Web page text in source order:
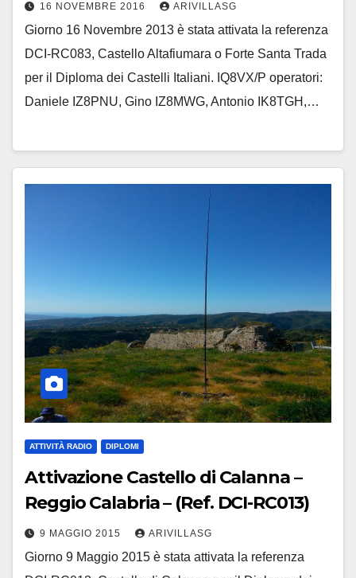
16 NOVEMBRE 2016 ARIVILLASG
Giorno 16 Novembre 2013 è stata attivata la referenza
DCI-RC083, Castello Altafiumara o Forte Santa Trada
per il Diploma dei Castelli Italiani. IQ8VX/P operatori:
Daniele IZ8PNU, Gino IZ8MWG, Antonio IK8TGH,…
ATTIVITÀ RADIO DIPLOMI
Attivazione Castello di Calanna –
Reggio Calabria – (Ref. DCI-RC013)
9 MAGGIO 2015 ARIVILLASG
Giorno 9 Maggio 2015 è stata attivata la referenza